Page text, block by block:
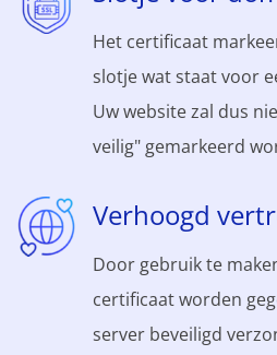
Het certificaat
slotje wat staat voor
Uw website zal dus
veilig" gemarkeerd
Verhoogd
Door gebruik te
certificaat worden
server beveiligd